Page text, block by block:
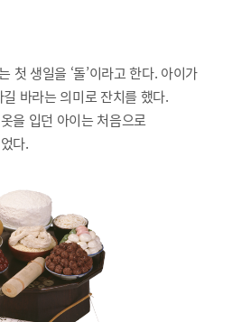
첫 생일을 ‘돌’이라고 한다. 아이가
바라는 의미로 잔치를 했다.
을 입던 아이는 처음으로
다.